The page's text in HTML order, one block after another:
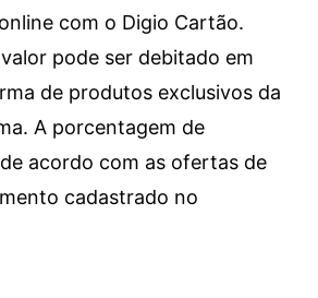
com o Digio Cartão.
pode ser debitado em
de produtos exclusivos da
A porcentagem de
acordo com as ofertas de
cadastrado no